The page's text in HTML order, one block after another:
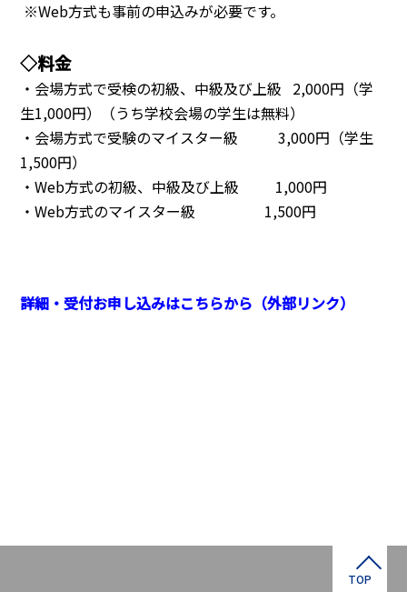
※Web方式も事前の申込みが必要です。
◇料金
・会場方式で受検の初級、中級及び上級 2,000円（学
生1,000円）（うち学校会場の学生は無料）
・会場方式で受験のマイスター級 3,000円（学生
1,500円）
・Web方式の初級、中級及び上級 1,000円
・Web方式のマイスター級 1,500円
詳細・受付お申し込みはこちらから（外部リンク）
TOP